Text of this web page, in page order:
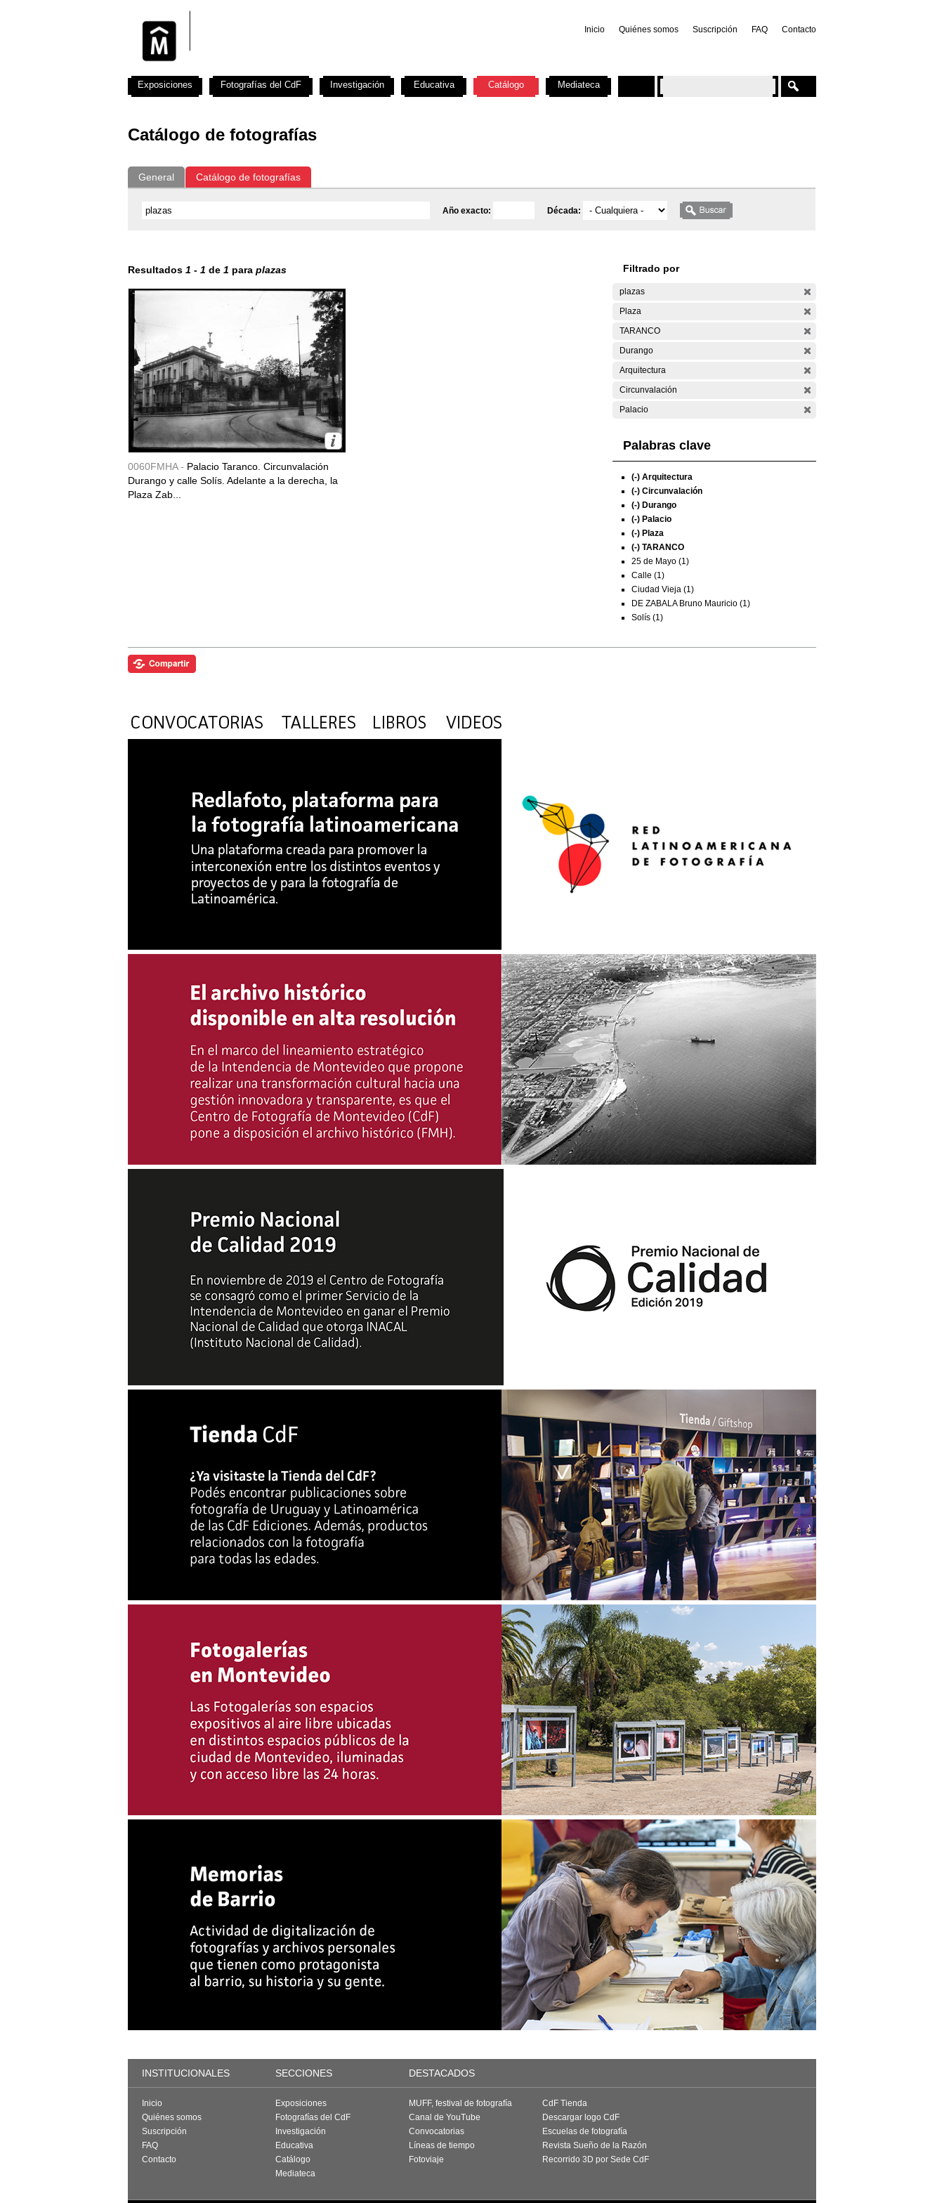
Inicio Quiénes somos Suscripción FAQ Contacto
Catálogo de fotografías
General Catálogo de fotografías
Año exacto: Década:
Resultados 1 - 1 de 1 para plazas
0060FMHA - Palacio Taranco. Circunvalación
Durango y calle Solís. Adelante a la derecha, la
Plaza Zab...
Filtrado por
plazas
Plaza
TARANCO
Durango
Arquitectura
Circunvalación
Palacio
Palabras clave
(-) Arquitectura
(-) Circunvalación
(-) Durango
(-) Palacio
(-) Plaza
(-) TARANCO
25 de Mayo (1)
Calle (1)
Ciudad Vieja (1)
DE ZABALA Bruno Mauricio (1)
Solís (1)
Exposiciones Fotografías del CdF Investigación Educativa Catálogo Mediateca
INSTITUCIONALES SECCIONES DESTACADOS
Inicio
Quiénes somos
Suscripción
FAQ
Contacto
Exposiciones
Fotografías del CdF
Investigación
Educativa
Catálogo
Mediateca
MUFF, festival de fotografía
Canal de YouTube
Convocatorias
Líneas de tiempo
Fotoviaje
CdF Tienda
Descargar logo CdF
Escuelas de fotografía
Revista Sueño de la Razón
Recorrido 3D por Sede CdF